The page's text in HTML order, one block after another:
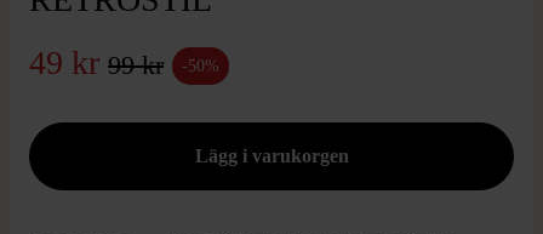
49 kr 99 kr -50%